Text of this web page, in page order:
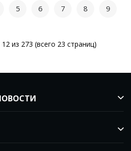
5 6 7 8
9
из 273 (всего 23 страниц)